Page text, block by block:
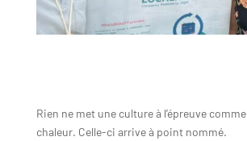
Rien ne met une culture à l’épreuve
chaleur. Celle-ci arrive à point nommé.